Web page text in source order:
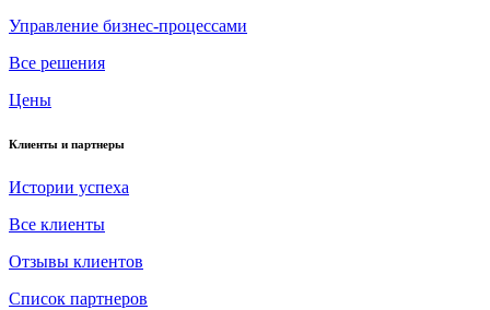
Управление бизнес-процессами
Все решения
Цены
Клиенты и партнеры
Истории успеха
Все клиенты
Отзывы клиентов
Список партнеров